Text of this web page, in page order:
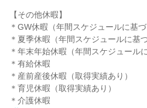
【その他休暇】
＊GW休暇（年間スケジュールに基づ
＊夏季休暇（年間スケジュールに基
＊年末年始休暇（年間スケジュール
＊有給休暇
＊産前産後休暇（取得実績あり）
＊育児休暇（取得実績あり）
＊介護休暇